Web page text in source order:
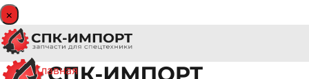
×
Главная